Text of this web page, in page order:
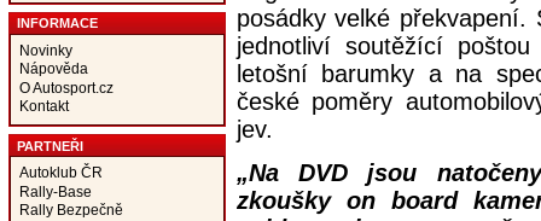
INFORMACE
Novinky
Nápověda
O Autosport.cz
Kontakt
PARTNEŘI
Autoklub ČR
Rally-Base
Rally Bezpečně
posádky velké překvapení.
jednotliví soutěžící
letošní barumky a na
české poměry
jev.
„Na DVD jsou
zkoušky on board